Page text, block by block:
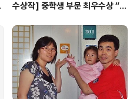
수상작] 중학생 부문 최우수상 “학